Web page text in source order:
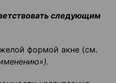
следующим
формой акне (см.